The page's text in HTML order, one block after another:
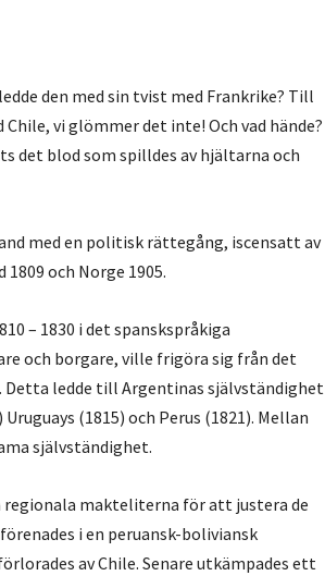
den med sin tvist med Frankrike? Till
vi glömmer det inte! Och vad hände?
det blod som spilldes av hjältarna och
med en politisk rättegång, iscensatt av
och Norge 1905.
– 1830 i det spanskspråkiga
och borgare, ville frigöra sig från det
Detta ledde till Argentinas självständighet
(1815) och Perus (1821). Mellan
självständighet.
makteliterna för att justera de
i en peruansk-boliviansk
av Chile. Senare utkämpades ett